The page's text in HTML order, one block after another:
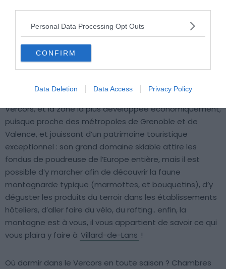
Personal Data Processing Opt Outs
CONFIRM
Data Deletion Data Access Privacy Policy
Crédit photo :Wikipedia – Binnette
, c’est la principale ville du massif du
Vercors, et la zone la plus développée économiquement,
puisque proche des métropoles de Grenoble et de
Valence, et jouissant d’un patrimoine touristique
exceptionnel : son grand domaine skiable attire les
fondus de poudreuse de l’Europe entière, mais il est
possible d’y marcher afin de découvrir la faune
montagnarde typique (marmottes, et bouquetins), d’y
déguster les produits du terroir dans les établissements
hôteliers, d’aller faire du vélo, du rafting.. enfin, la
montagne est à vous, il vous appartient de savoir ce qui
vous plaira y faire à Villard-de-Lans !
Où dormir dans le Vercors en toute saison ? Chambres